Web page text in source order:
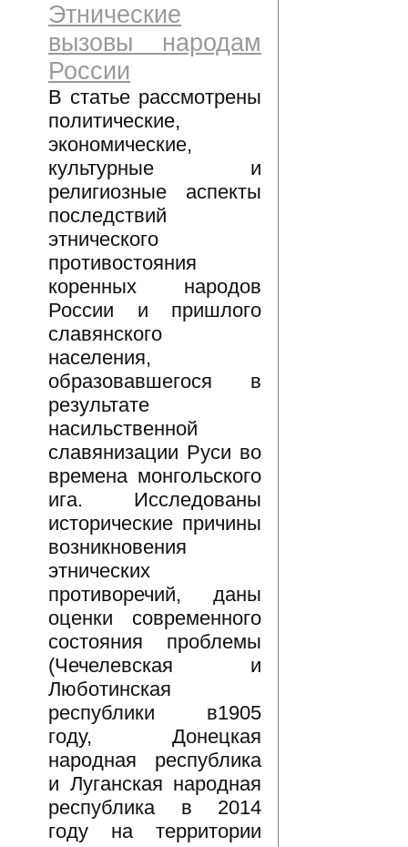
Этнические
вызовы народам
России
В статье рассмотрены
политические,
экономические,
культурные и
религиозные аспекты
последствий
этнического
противостояния
коренных народов
России и пришлого
славянского
населения,
образовавшегося в
результате
насильственной
славянизации Руси во
времена монгольского
ига. Исследованы
исторические причины
возникновения
этнических
противоречий, даны
оценки современного
состояния проблемы
(Чечелевская и
Люботинская
республики в1905
году, Донецкая
народная республика
и Луганская народная
республика в 2014
году на территории